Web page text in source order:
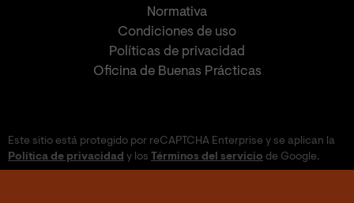
Normativa
Condiciones de uso
Políticas de privacidad
Oficina de Buenas Prácticas
Este sitio está protegido por reCAPTCHA Enterprise y se aplican la
Política de privacidad y los Términos del servicio de Google.